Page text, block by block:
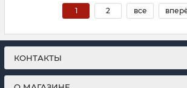
1 2 все
КОНТАКТЫ